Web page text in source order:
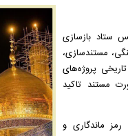
ستاد بازسازی
مستندسازی،
پروژه‌های
مستند تاکید
ماندگاری و